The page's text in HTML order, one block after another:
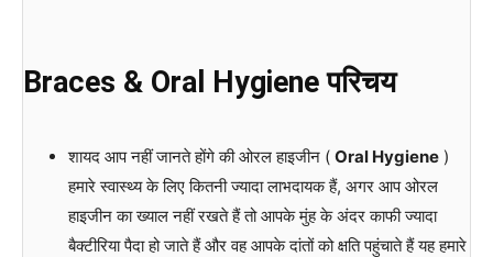
Braces & Oral Hygiene परिचय
शायद आप नहीं जानते होंगे की ओरल हाइजीन ( Oral Hygiene)
हमारे स्वास्थ्य के लिए कितनी ज्यादा लाभदायक हैं, अगर आप ओरल
हाइजीन का ख्याल नहीं रखते हैं तो आपके मुंह के अंदर काफी ज्यादा
बैक्टीरिया पैदा हो जाते हैं और वह आपके दांतों को क्षति पहुंचाते हैं यह हमारे